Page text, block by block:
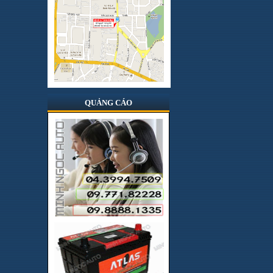
Hologen
Hong kong
Infinity
Italia
Japan
Jenka
JVC
JVJ
Korea
Kovan
Lifepro
Lốp BridGestone
Lốp Dunlop
Lốp Kumho Hàn Quốc
QUẢNG CÁO